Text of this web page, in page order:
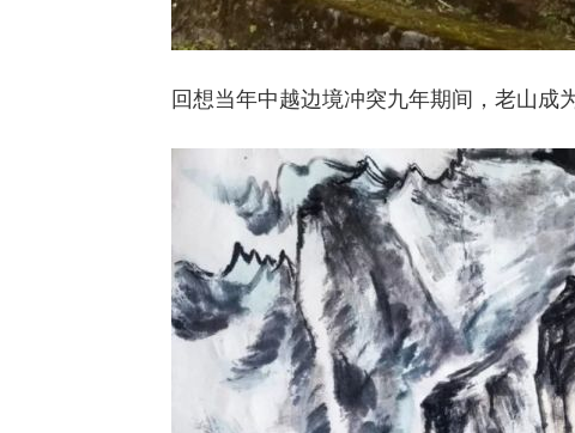
回想当年中越边境冲突九年期间，老山成